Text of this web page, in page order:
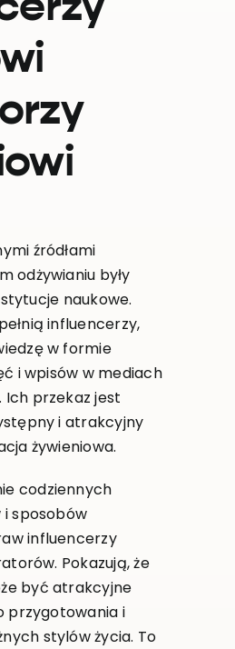
źródłami
odżywianiu były
naukowe.
influencerzy,
w formie
i wpisów w mediach
Ich przekaz jest
i atrakcyjny
żywieniowa.
codziennych
i sposobów
influencerzy
Pokazują, że
być atrakcyjne
przygotowania i
stylów życia. To